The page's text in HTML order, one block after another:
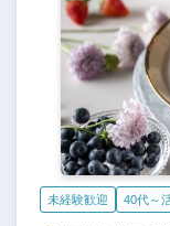
未経験歓迎 40代～